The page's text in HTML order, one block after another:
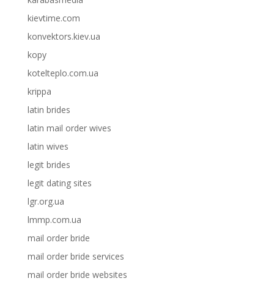
kievtime.com
konvektors.kiev.ua
kopy
kotelteplo.com.ua
krippa
latin brides
latin mail order wives
latin wives
legit brides
legit dating sites
lgr.org.ua
lmmp.com.ua
mail order bride
mail order bride services
mail order bride websites